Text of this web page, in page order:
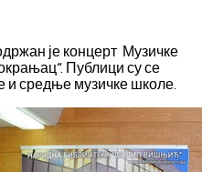
је концерт Музичке
Публици су се
и средње музичке школе.